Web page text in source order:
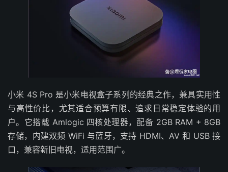
小米 4S Pro 是小米电视盒子系列的经典之作，兼具实用性
与高性价比，尤其适合预算有限、追求日常稳定体验的用
户。它搭载 Amlogic 四核处理器，配备 2GB RAM + 8GB
存储，内建双频 WiFi 与蓝牙，支持 HDMI、AV 和 USB 接
口，兼容新旧电视，适用范围广。